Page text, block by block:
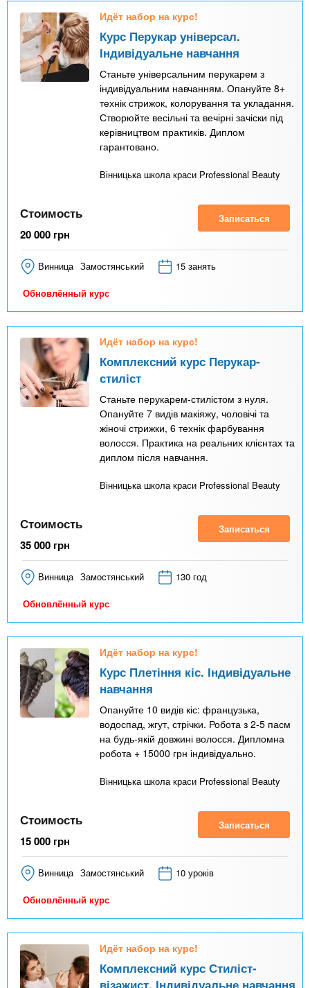
Идёт набор на курс!
Курс Перукар універсал.
Індивідуальне навчання
Станьте універсальним перукарем з
індивідуальним навчанням. Опануйте 8+
технік стрижок, колорування та укладання.
Створюйте весільні та вечірні зачіски під
керівництвом практиків. Диплом
гарантовано.
Вінницька школа краси Professional Beauty
Стоимость
20 000 грн
Записаться
Винница Замостянський 15 занять
Обновлённый курс
Идёт набор на курс!
Комплексний курс Перукар-
стиліст
Станьте перукарем-стилістом з нуля.
Опануйте 7 видів макіяжу, чоловічі та
жіночі стрижки, 6 технік фарбування
волосся. Практика на реальних клієнтах та
диплом після навчання.
Вінницька школа краси Professional Beauty
Стоимость
35 000 грн
Записаться
Винница Замостянський 130 год
Обновлённый курс
Идёт набор на курс!
Курс Плетіння кіс. Індивідуальне
навчання
Опануйте 10 видів кіс: французька,
водоспад, жгут, стрічки. Робота з 2-5 пасм
на будь-якій довжині волосся. Дипломна
робота + 15000 грн індивідуально.
Вінницька школа краси Professional Beauty
Стоимость
15 000 грн
Записаться
Винница Замостянський 10 уроків
Обновлённый курс
Идёт набор на курс!
Комплексний курс Стиліст-